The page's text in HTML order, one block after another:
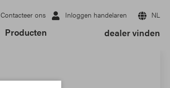
Contacteer ons Inloggen handelaren NL
Producten dealer vinden